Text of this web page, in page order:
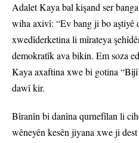
Adalet Kaya bal kişand ser
wiha axivî: “Ev bang ji bo aştiyê
xwedîderketina li mîrateya
demokratîk ava bikin. Em soza
Kaya axaftina xwe bi gotina
dawî kir.
Bîranîn bi danîna qurnefîlan li
wêneyên kesên jiyana xwe ji